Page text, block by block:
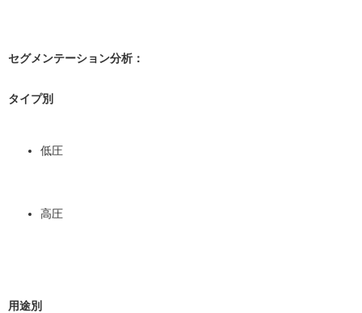
セグメンテーション分析：
タイプ別
低圧
高圧
用途別